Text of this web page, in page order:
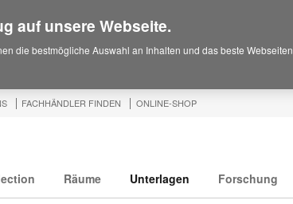
FACHHÄNDLER FINDEN ONLINE-SHOP
Räume Unterlagen Forschung
auf unsere Webseite.
die bestmögliche Auswahl an Inhalten und das beste